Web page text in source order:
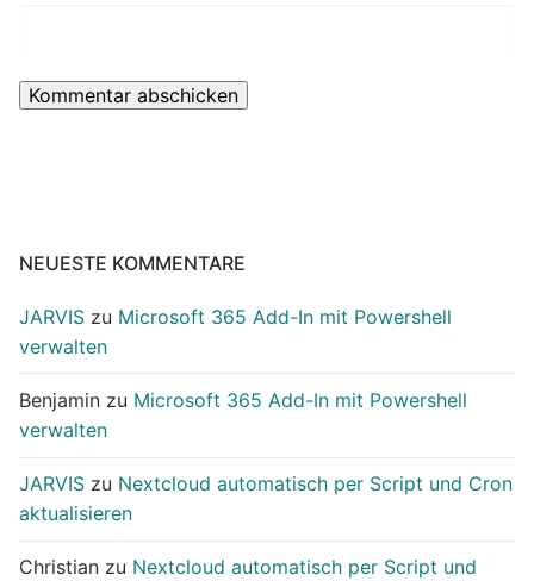
NEUESTE KOMMENTARE
JARVIS zu Microsoft 365 Add-In mit Powershell
verwalten
Benjamin zu Microsoft 365 Add-In mit Powershell
verwalten
JARVIS zu Nextcloud automatisch per Script und Cron
aktualisieren
Christian zu Nextcloud automatisch per Script und